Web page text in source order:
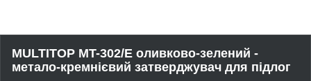
MULTITOP MT-302/Е оливково-зелений -
метало-кремнієвий затверджувач для підлог